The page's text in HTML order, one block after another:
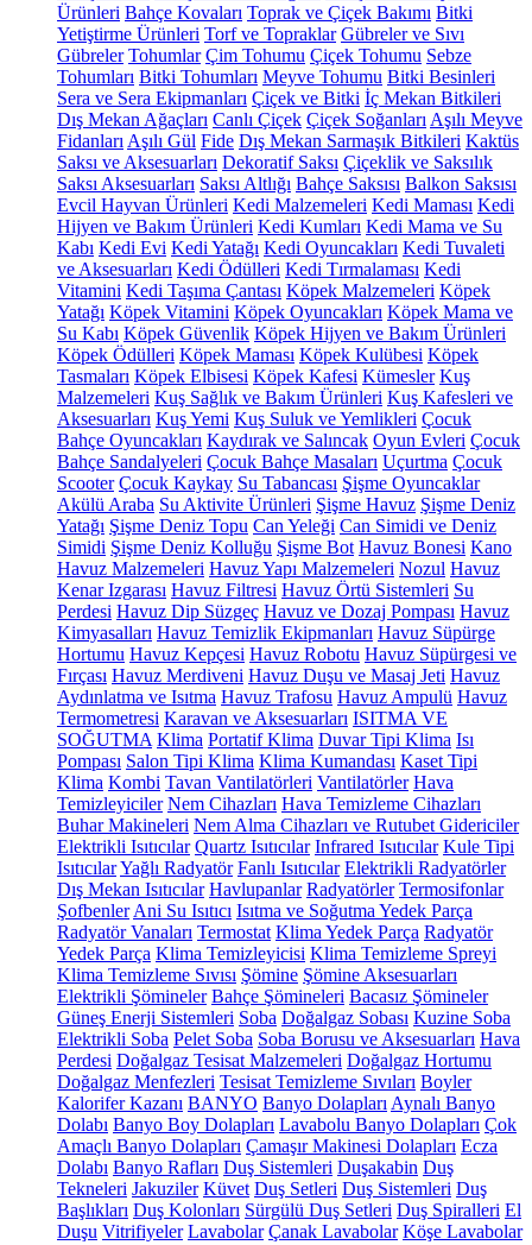
Ürünleri Bahçe Kovaları Toprak ve Çiçek Bakımı Bitki
Yetiştirme Ürünleri Torf ve Topraklar Gübreler ve Sıvı
Gübreler Tohumlar Çim Tohumu Çiçek Tohumu Sebze
Tohumları Bitki Tohumları Meyve Tohumu Bitki Besinleri
Sera ve Sera Ekipmanları Çiçek ve Bitki İç Mekan Bitkileri
Dış Mekan Ağaçları Canlı Çiçek Çiçek Soğanları Aşılı Meyve
Fidanları Aşılı Gül Fide Dış Mekan Sarmaşık Bitkileri Kaktüs
Saksı ve Aksesuarları Dekoratif Saksı Çiçeklik ve Saksılık
Saksı Aksesuarları Saksı Altlığı Bahçe Saksısı Balkon Saksısı
Evcil Hayvan Ürünleri Kedi Malzemeleri Kedi Maması Kedi
Hijyen ve Bakım Ürünleri Kedi Kumları Kedi Mama ve Su
Kabı Kedi Evi Kedi Yatağı Kedi Oyuncakları Kedi Tuvaleti
ve Aksesuarları Kedi Ödülleri Kedi Tırmalaması Kedi
Vitamini Kedi Taşıma Çantası Köpek Malzemeleri Köpek
Yatağı Köpek Vitamini Köpek Oyuncakları Köpek Mama ve
Su Kabı Köpek Güvenlik Köpek Hijyen ve Bakım Ürünleri
Köpek Ödülleri Köpek Maması Köpek Kulübesi Köpek
Tasmaları Köpek Elbisesi Köpek Kafesi Kümesler Kuş
Malzemeleri Kuş Sağlık ve Bakım Ürünleri Kuş Kafesleri ve
Aksesuarları Kuş Yemi Kuş Suluk ve Yemlikleri Çocuk
Bahçe Oyuncakları Kaydırak ve Salıncak Oyun Evleri Çocuk
Bahçe Sandalyeleri Çocuk Bahçe Masaları Uçurtma Çocuk
Scooter Çocuk Kaykay Su Tabancası Şişme Oyuncaklar
Akülü Araba Su Aktivite Ürünleri Şişme Havuz Şişme Deniz
Yatağı Şişme Deniz Topu Can Yeleği Can Simidi ve Deniz
Simidi Şişme Deniz Kolluğu Şişme Bot Havuz Bonesi Kano
Havuz Malzemeleri Havuz Yapı Malzemeleri Nozul Havuz
Kenar Izgarası Havuz Filtresi Havuz Örtü Sistemleri Su
Perdesi Havuz Dip Süzgeç Havuz ve Dozaj Pompası Havuz
Kimyasalları Havuz Temizlik Ekipmanları Havuz Süpürge
Hortumu Havuz Kepçesi Havuz Robotu Havuz Süpürgesi ve
Fırçası Havuz Merdiveni Havuz Duşu ve Masaj Jeti Havuz
Aydınlatma ve Isıtma Havuz Trafosu Havuz Ampulü Havuz
Termometresi Karavan ve Aksesuarları ISITMA VE
SOĞUTMA Klima Portatif Klima Duvar Tipi Klima Isı
Pompası Salon Tipi Klima Klima Kumandası Kaset Tipi
Klima Kombi Tavan Vantilatörleri Vantilatörler Hava
Temizleyiciler Nem Cihazları Hava Temizleme Cihazları
Buhar Makineleri Nem Alma Cihazları ve Rutubet Gidericiler
Elektrikli Isıtıcılar Quartz Isıtıcılar Infrared Isıtıcılar Kule Tipi
IsıtıcılarYağlı Radyatör Fanlı Isıtıcılar Elektrikli Radyatörler
Dış Mekan Isıtıcılar Havlupanlar Radyatörler Termosifonlar
Şofbenler Ani Su Isıtıcı Isıtma ve Soğutma Yedek Parça
Radyatör Vanaları Termostat Klima Yedek Parça Radyatör
Yedek Parça Klima Temizleyicisi Klima Temizleme Spreyi
Klima Temizleme Sıvısı Şömine Şömine Aksesuarları
Elektrikli Şömineler Bahçe Şömineleri Bacasız Şömineler
Güneş Enerji Sistemleri Soba Doğalgaz Sobası Kuzine Soba
Elektrikli Soba Pelet Soba Soba Borusu ve Aksesuarları Hava
Perdesi Doğalgaz Tesisat Malzemeleri Doğalgaz Hortumu
Doğalgaz Menfezleri Tesisat Temizleme Sıvıları Boyler
Kalorifer Kazanı BANYO Banyo Dolapları Aynalı Banyo
Dolabı Banyo Boy Dolapları Lavabolu Banyo Dolapları Çok
Amaçlı Banyo Dolapları Çamaşır Makinesi Dolapları Ecza
Dolabı Banyo Rafları Duş Sistemleri Duşakabin Duş
Tekneleri Jakuziler Küvet Duş Setleri Duş Sistemleri Duş
Başlıkları Duş Kolonları Sürgülü Duş Setleri Duş Spiralleri El
Duşu Vitrifiyeler Lavabolar Çanak Lavabolar Köşe Lavabolar